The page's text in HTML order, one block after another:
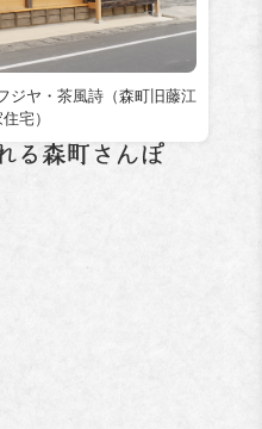
ヤ・茶風詩（森町旧藤江
宅）